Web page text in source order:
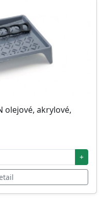
olejové, akrylové,
+